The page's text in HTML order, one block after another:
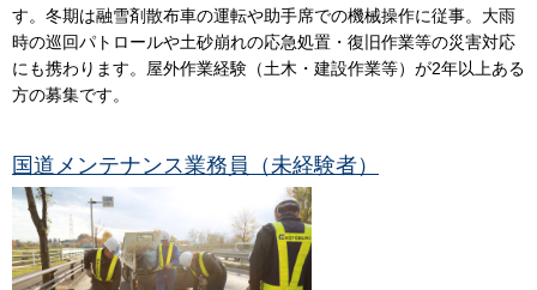
す。冬期は融雪剤散布車の運転や助手席での機械操作に従事。大雨
時の巡回パトロールや土砂崩れの応急処置・復旧作業等の災害対応
にも携わります。屋外作業経験（土木・建設作業等）が2年以上ある
方の募集です。
国道メンテナンス業務員（未経験者）